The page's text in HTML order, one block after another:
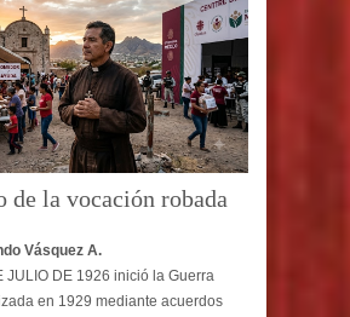
de la vocación robada
Vásquez A.
JULIO DE 1926 inició la Guerra
en 1929 mediante acuerdos